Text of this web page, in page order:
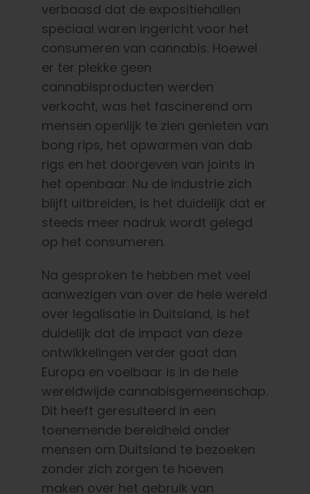
verbaasd dat de expositiehallen
speciaal waren ingericht voor het
consumeren van cannabis. Hoewel
er ter plekke geen
cannabisproducten werden
verkocht, was het fascinerend om
mensen openlijk te zien genieten van
bong rips, het opwarmen van dab
rigs en het doorgeven van joints in
het openbaar. Nu de industrie zich
blijft uitbreiden, is het duidelijk dat er
steeds meer nadruk wordt gelegd
op het consumeren.
Na gesproken te hebben met veel
aanwezigen van over de hele wereld
over legalisatie in Duitsland, is het
duidelijk dat de impact van deze
ontwikkelingen verder gaat dan
Europa en voelbaar is in de hele
wereldwijde cannabisgemeenschap.
Dit heeft geresulteerd in een
toenemende bereidheid onder
mensen om Duitsland te bezoeken
zonder zich zorgen te hoeven
maken over het gebruik van